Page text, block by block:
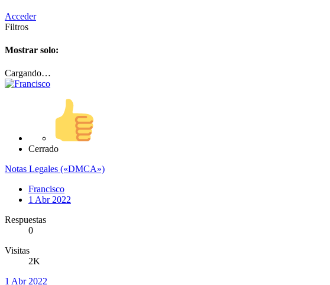
Acceder
Filtros
Mostrar solo:
Cargando…
Cerrado
Notas Legales («DMCA»)
Francisco
1 Abr 2022
Respuestas
0
Visitas
2K
1 Abr 2022